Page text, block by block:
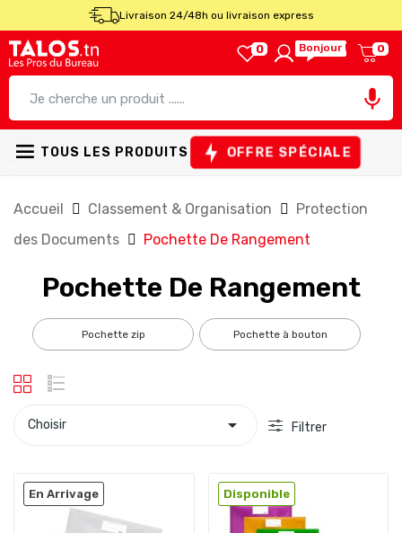
Livraison 24/48h ou livraison express
0 Bonjour ! 0

TOUS LES PRODUITS OFFRE SPÉCIALE
Accueil Classement & Organisation
Protection
des Documents
Pochette De Rangement
Pochette De Rangement
pochette zip pochette à bouton
Choisir  Filtrer
En Arrivage Disponible